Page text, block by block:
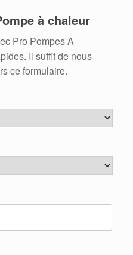
à chaleur
Pro Pompes A
Il suffit de nous
ce formulaire.